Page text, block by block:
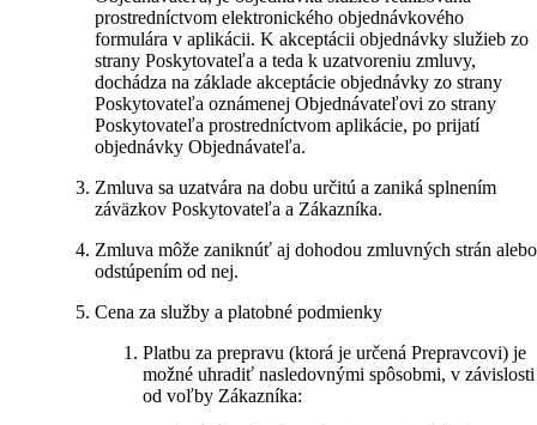
prostredníctvom elektronického objednávkového
formulára v aplikácii. K akceptácii objednávky služieb zo
strany Poskytovateľa a teda k uzatvoreniu zmluvy,
dochádza na základe akceptácie objednávky zo strany
Poskytovateľa oznámenej Objednávateľovi zo strany
Poskytovateľa prostredníctvom aplikácie, po prijatí
objednávky Objednávateľa.
Zmluva sa uzatvára na dobu určitú a zaniká splnením
záväzkov Poskytovateľa a Zákazníka.
Zmluva môže zaniknúť aj dohodou zmluvných strán alebo
odstúpením od nej.
Cena za služby a platobné podmienky
Platbu za prepravu (ktorá je určená Prepravcovi) je
možné uhradiť nasledovnými spôsobmi, v závislosti
od voľby Zákazníka: